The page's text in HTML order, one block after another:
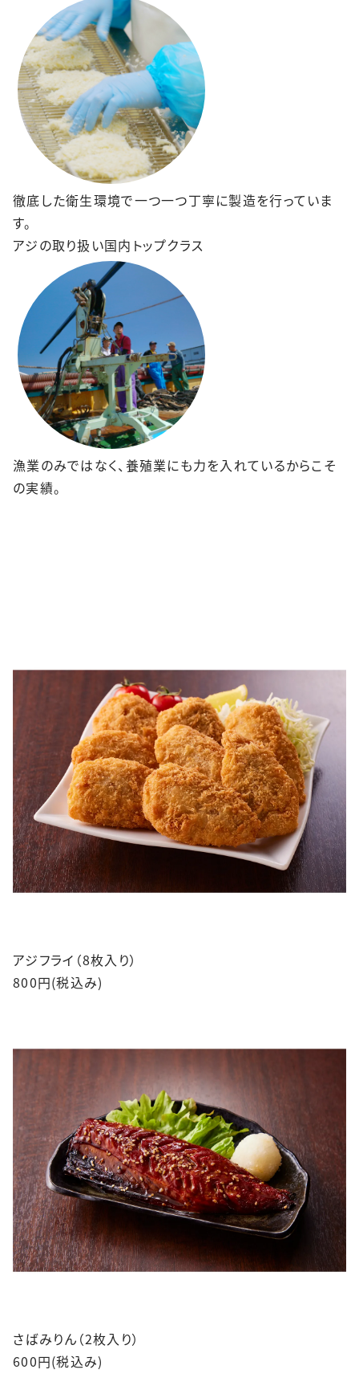
徹底した衛生環境で一つ一つ丁寧に製造を行っていま
す。
アジの取り扱い国内トップクラス
漁業のみではなく、養殖業にも力を入れているからこそ
の実績。
アジフライ（8枚入り）
800円(税込み)
さばみりん（2枚入り）
600円(税込み)